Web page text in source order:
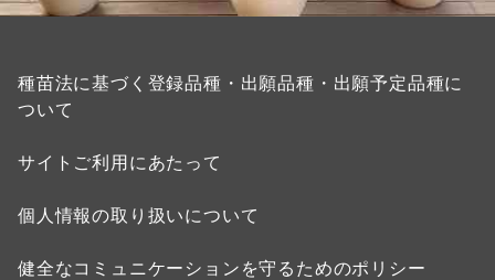
種苗法に基づく登録品種・出願品種・出願予定品種に
ついて
サイトご利用にあたって
個人情報の取り扱いについて
健全なコミュニケーションを守るためのポリシー